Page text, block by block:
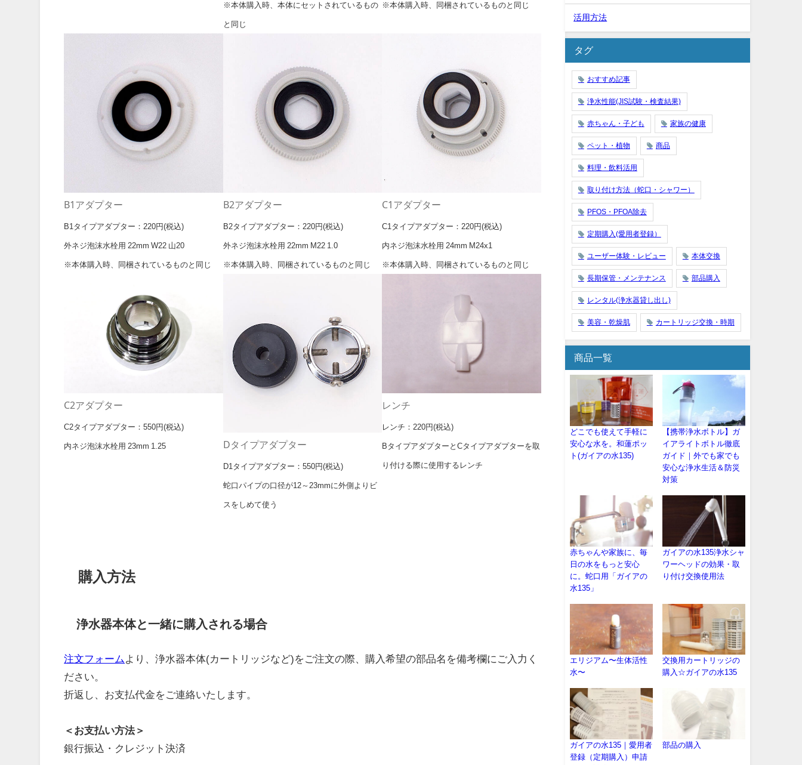
※本体購入時、本体にセットされているもの
と同じ
※本体購入時、同梱されているものと同じ
B1アダプター
B1タイプアダプター：220円(税込)
外ネジ泡沫水栓用 22mm W22 山20
※本体購入時、同梱されているものと同じ
B2アダプター
B2タイプアダプター：220円(税込)
外ネジ泡沫水栓用 22mm M22 1.0
※本体購入時、同梱されているものと同じ
C1アダプター
C1タイプアダプター：220円(税込)
内ネジ泡沫水栓用 24mm M24x1
※本体購入時、同梱されているものと同じ
C2アダプター
C2タイプアダプター：550円(税込)
内ネジ泡沫水栓用 23mm 1.25 Dタイプアダプター
D1タイプアダプター：550円(税込)
蛇口パイプの口径が12～23mmに外側よりビ
スをしめて使う
レンチ
レンチ：220円(税込)
BタイプアダプターとCタイプアダプターを取
り付ける際に使用するレンチ
購入方法
浄水器本体と一緒に購入される場合
注文フォーム より、浄水器本体(カートリッジなど)をご注文の際、購入希望の部品名を備考欄にご入力く
ださい。
折返し、お支払代金をご連絡いたします。
＜お支払い方法＞
銀行振込・クレジット決済
活用方法
タグ
おすすめ記事
浄水性能(JIS試験・検査結果)
赤ちゃん・子ども 家族の健康
ペット・植物 商品
料理・飲料活用
取り付け方法（蛇口・シャワー）
PFOS・PFOA除去
定期購入(愛用者登録）
ユーザー体験・レビュー 本体交換
長期保管・メンテナンス 部品購入
レンタル(浄水器貸し出し)
美容・乾燥肌 カートリッジ交換・時期
商品一覧
どこでも使えて手軽に
安心な水を。和蓮ポッ
ト(ガイアの水135)
【携帯浄水ボトル】ガ
イアライトボトル徹底
ガイド｜外でも家でも
安心な浄水生活＆防災
対策
赤ちゃんや家族に、毎
日の水をもっと安心
に。蛇口用「ガイアの
水135」
ガイアの水135浄水シャ
ワーヘッドの効果・取
り付け交換使用法
エリジアム〜生体活性
水〜
交換用カートリッジの
購入☆ガイアの水135
ガイアの水135｜愛用者
登録（定期購入）申請
部品の購入